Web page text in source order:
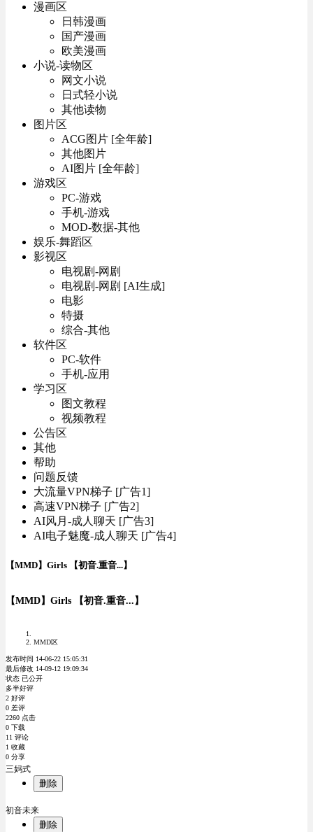
漫画区
日韩漫画
国产漫画
欧美漫画
小说-读物区
网文小说
日式轻小说
其他读物
图片区
ACG图片 [全年龄]
其他图片
AI图片 [全年龄]
游戏区
PC-游戏
手机-游戏
MOD-数据-其他
娱乐-舞蹈区
影视区
电视剧-网剧
电视剧-网剧 [AI生成]
电影
特摄
综合-其他
软件区
PC-软件
手机-应用
学习区
图文教程
视频教程
公告区
其他
帮助
问题反馈
大流量VPN梯子 [广告1]
高速VPN梯子 [广告2]
AI风月-成人聊天 [广告3]
AI电子魅魔-成人聊天 [广告4]
【MMD】Girls 【初音.重音...】
【MMD】Girls 【初音.重音...】
MMD区
发布时间 14-06-22 15:05:31
最后修改 14-09-12 19:09:34
状态 已公开
多半好评
2 好评
0 差评
2260 点击
0 下载
11 评论
1 收藏
0 分享
三妈式
删除
初音未来
删除